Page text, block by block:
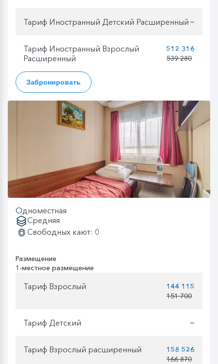
Тариф Иностранный Детский Расширенный —
Тариф Иностранный Взрослый
Расширенный
512 316
539 280
Забронировать
Одноместная
Средняя
Свободных кают: 0
Размещение
1-местное размещение
Тариф Взрослый
144 115
151 700
Тариф Детский —
Тариф Взрослый расширенный
158 526
166 870